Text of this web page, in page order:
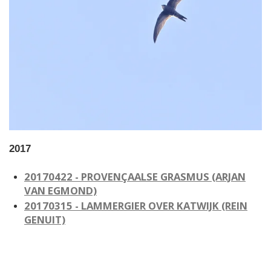
2017
20170422 - PROVENÇAALSE GRASMUS (ARJAN
VAN EGMOND)
20170315 - LAMMERGIER OVER KATWIJK (REIN
GENUIT)